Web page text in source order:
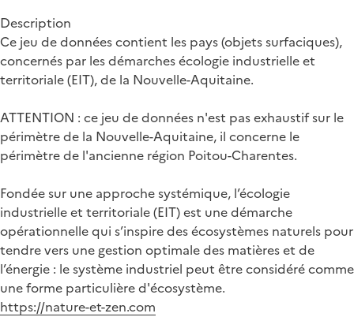
Description
Ce jeu de données contient les pays (objets surfaciques),
concernés par les démarches écologie industrielle et
territoriale (EIT), de la Nouvelle-Aquitaine.
ATTENTION : ce jeu de données n'est pas exhaustif sur le
périmètre de la Nouvelle-Aquitaine, il concerne le
périmètre de l'ancienne région Poitou-Charentes.
Fondée sur une approche systémique, l’écologie
industrielle et territoriale (EIT) est une démarche
opérationnelle qui s’inspire des écosystèmes naturels pour
tendre vers une gestion optimale des matières et de
l’énergie : le système industriel peut être considéré comme
une forme particulière d'écosystème.
https://nature-et-zen.com